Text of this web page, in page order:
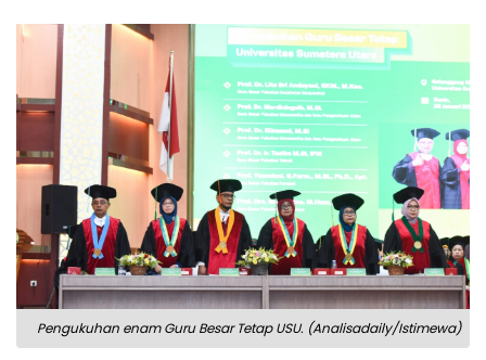
Pengukuhan enam Guru Besar Tetap USU. (Analisadaily/Istimewa)